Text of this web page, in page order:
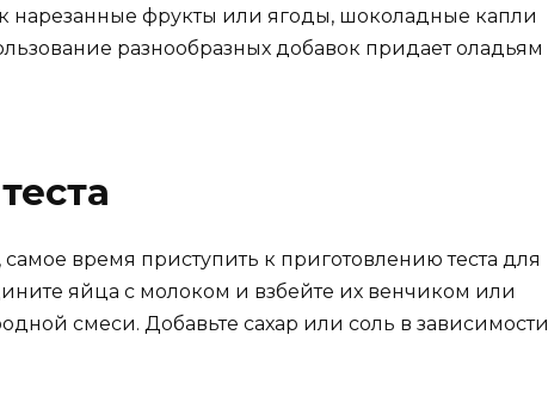
нарезанные фрукты или ягоды, шоколадные капли
разнообразных добавок придает оладьям
время приступить к приготовлению теста для
яйца с молоком и взбейте их венчиком или
смеси. Добавьте сахар или соль в зависимости